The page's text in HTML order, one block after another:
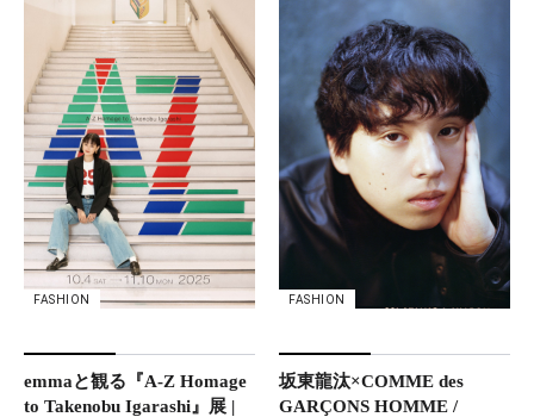
FASHION
emmaと観る『A-Z Homage
to Takenobu Igarashi』展 |
FASHION
坂東龍汰×COMME des
GARÇONS HOMME /